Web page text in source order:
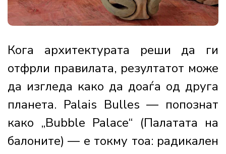
Кога архитектурата реши да ги
отфрли правилата, резултатот може
да изгледа како да доаѓа од друга
планета. Palais Bulles — попознат
како „Bubble Palace“ (Палатата на
балоните) — е токму тоа: радикален